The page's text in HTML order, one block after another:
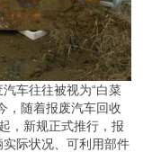
车往往被视为“白菜
，随着报废汽车回收
，新规正式推行，报
际状况、可利用部件